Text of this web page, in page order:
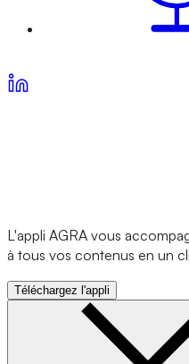
L'appli AGRA vous
à tous vos contenus en un
Téléchargez l'appli